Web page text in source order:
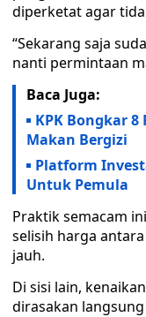
diperketat agar
“Sekarang saja
nanti permintaan
Baca Juga:
KPK Bongkar
Makan Bergizi
Platform
Untuk Pemula
Praktik semacam
selisih harga
jauh.
Di sisi lain,
dirasakan